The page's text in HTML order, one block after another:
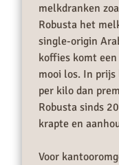
melkdranken
Robusta het
single-origin
koffies komt
mooi los. In
per kilo dan
Robusta sinds
krapte en
Voor